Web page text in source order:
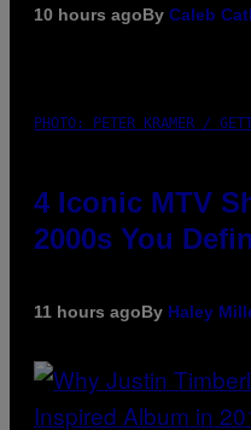
10 hours agoBy Caleb
PHOTO: PETER KRAMER /
4 Iconic MTV
2000s You
11 hours agoBy Haley